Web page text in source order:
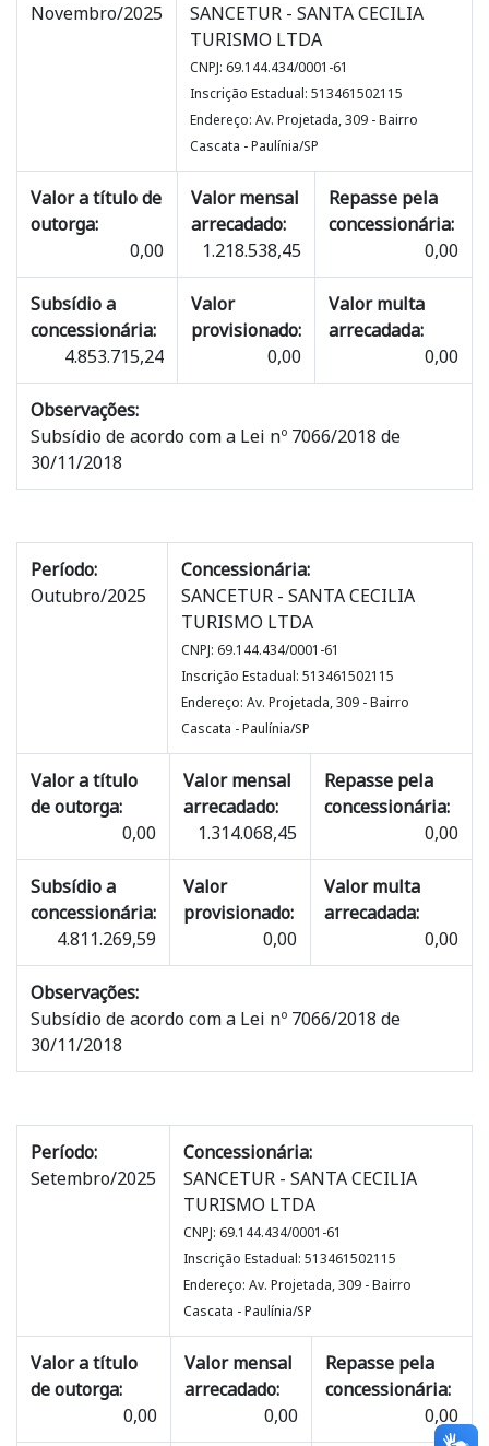
Novembro/2025
SANCETUR - SANTA CECILIA
TURISMO LTDA
CNPJ: 69.144.434/0001-61
Inscrição Estadual: 513461502115
Endereço: Av. Projetada, 309 - Bairro
Cascata - Paulínia/SP
Valor a título de
outorga:
0,00
Valor mensal
arrecadado:
1.218.538,45
Repasse pela
concessionária:
0,00
Subsídio a
concessionária:
4.853.715,24
Valor
provisionado:
0,00
Valor multa
arrecadada:
0,00
Observações:
Subsídio de acordo com a Lei nº 7066/2018 de
30/11/2018
Período:
Outubro/2025
Concessionária:
SANCETUR - SANTA CECILIA
TURISMO LTDA
CNPJ: 69.144.434/0001-61
Inscrição Estadual: 513461502115
Endereço: Av. Projetada, 309 - Bairro
Cascata - Paulínia/SP
Valor a título
de outorga:
0,00
Valor mensal
arrecadado:
1.314.068,45
Repasse pela
concessionária:
0,00
Subsídio a
concessionária:
4.811.269,59
Valor
provisionado:
0,00
Valor multa
arrecadada:
0,00
Observações:
Subsídio de acordo com a Lei nº 7066/2018 de
30/11/2018
Período:
Setembro/2025
Concessionária:
SANCETUR - SANTA CECILIA
TURISMO LTDA
CNPJ: 69.144.434/0001-61
Inscrição Estadual: 513461502115
Endereço: Av. Projetada, 309 - Bairro
Cascata - Paulínia/SP
Valor a título
de outorga:
0,00
Valor mensal
arrecadado:
0,00
Repasse pela
concessionária:
0,00